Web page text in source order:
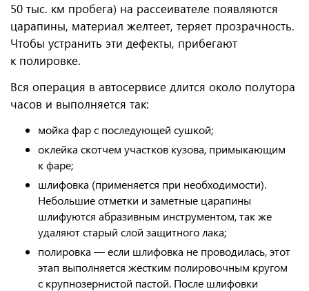
50 тыс. км пробега) на рассеивателе появляются
царапины, материал желтеет, теряет прозрачность.
Чтобы устранить эти дефекты, прибегают
к полировке.
Вся операция в автосервисе длится около полутора
часов и выполняется так:
мойка фар с последующей сушкой;
оклейка скотчем участков кузова, примыкающим
к фаре;
шлифовка (применяется при необходимости).
Небольшие отметки и заметные царапины
шлифуются абразивным инструментом, так же
удаляют старый слой защитного лака;
полировка — если шлифовка не проводилась, этот
этап выполняется жестким полировочным кругом
с крупнозернистой пастой. После шлифовки